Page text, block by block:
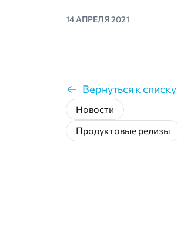
14 АПРЕЛЯ 2021
Вернуться к списку
Новости
Продуктовые релизы